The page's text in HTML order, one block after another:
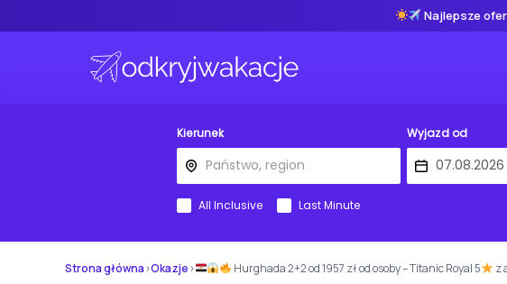
Najlepsze
Kierunek Wyjazd od
All Inclusive Last Minute
Strona główna›Okazje› Hurghada 2+2 od 1957 zł od osoby – Titanic Royal 5 z